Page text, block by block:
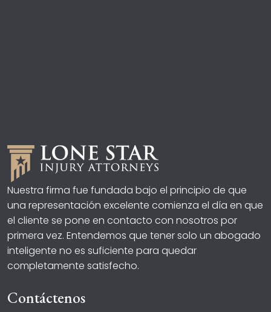
Nuestra firma fue fundada bajo el principio de que
una representación excelente comienza el día en que
el cliente se pone en contacto con nosotros por
primera vez. Entendemos que tener solo un abogado
inteligente no es suficiente para quedar
completamente satisfecho.
Contáctenos